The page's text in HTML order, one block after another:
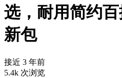
选，耐用简约
新包
接近 3 年前
5.4k 次浏览